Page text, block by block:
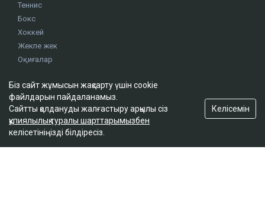
Теннис
Бокс
Хоккей
Жекпе жек
Оқиғалар
footer.menu-title-2
О проекте
Правила сайта
Біз сайт жұмысын жақсарту үшін cookie
файлдарын пайдаланамыз.
Сайтты қолдануды жалғастыру арқылы сіз
құпиялылық туралы шарттарымызбен
келісетініңізді білдіресіз.
Келісемін